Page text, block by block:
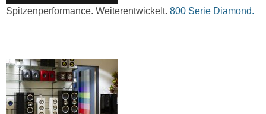
Spitzenperformance. Weiterentwickelt. 800 Serie Diamond.